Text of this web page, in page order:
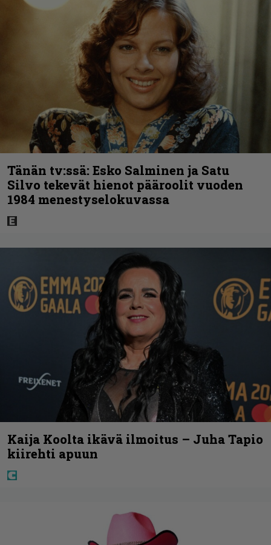
Tänän tv:ssä: Esko Salminen ja Satu
Silvo tekevät hienot pääroolit vuoden
1984 menestyselokuvassa
Kaija Koolta ikävä ilmoitus – Juha Tapio
kiirehti apuun